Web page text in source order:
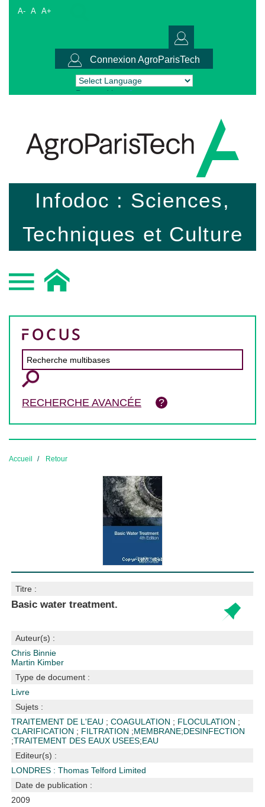
A- A A+
Connexion AgroParisTech
Powered by Translate
Infodoc : Sciences,
Techniques et Culture
RECHERCHE AVANCÉE
Accueil Retour
Titre :
Basic water treatment.
Auteur(s) :
Chris Binnie
Martin Kimber
Type de document :
Livre
Sujets :
TRAITEMENT DE L'EAU ;COAGULATION ; FLOCULATION ;
CLARIFICATION ; FILTRATION ;MEMBRANE;DESINFECTION
;TRAITEMENT DES EAUX USEES;EAU
Editeur(s) :
LONDRES : Thomas Telford Limited
Date de publication :
2009